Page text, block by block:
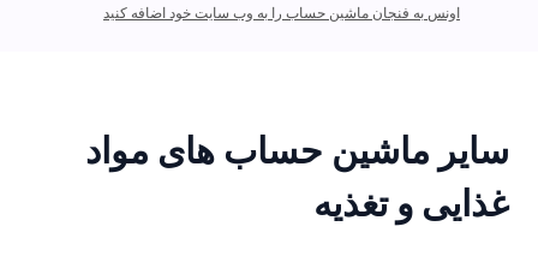
اونس به فنجان ماشین حساب را به وب سایت خود اضافه کنید
سایر ماشین حساب های مواد
غذایی و تغذیه